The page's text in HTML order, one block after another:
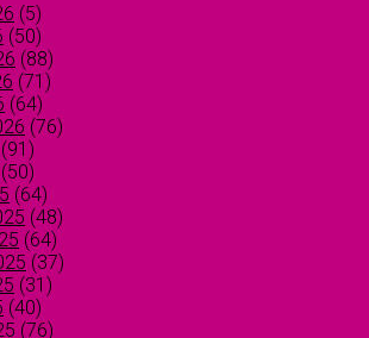
(5)
(50)
(88)
(71)
(64)
(76)
(91)
(50)
(64)
(48)
(64)
(37)
(31)
(40)
(76)